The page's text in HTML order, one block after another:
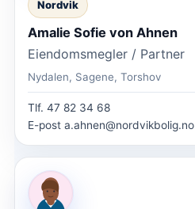
Nordvik
Amalie Sofie von Ahnen
Eiendomsmegler / Partner
Nydalen, Sagene, Torshov
Tlf. 47 82 34 68
E-post a.ahnen@nordvikbolig.no